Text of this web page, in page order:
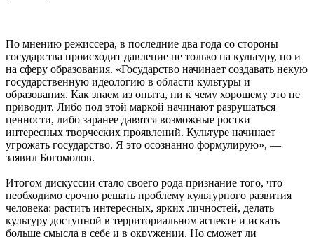
По мнению режиссера, в последние два года со стороны
государства происходит давление не только на культуру, но и
на сферу образования. «Государство начинает создавать некую
государственную идеологию в области культуры и
образования. Как знаем из опыта, ни к чему хорошему это не
приводит. Либо под этой маркой начинают разрушаться
ценности, либо заранее давятся возможные ростки
интересных творческих проявлений. Культуре начинает
угрожать государство. Я это осознанно формулирую», —
заявил Богомолов.
Итогом дискуссии стало своего рода признание того, что
необходимо срочно решать проблему культурного развития
человека: растить интересных, ярких личностей, делать
культуру доступной в территориальном аспекте и искать
больше смысла в себе и в окружении. Но сможет ли